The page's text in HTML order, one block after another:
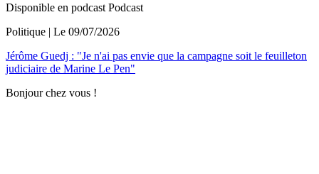
Disponible en podcast Podcast
Politique | Le 09/07/2026
Jérôme Guedj : "Je n'ai pas envie que la campagne soit le feuilleton
judiciaire de Marine Le Pen"
Bonjour chez vous !